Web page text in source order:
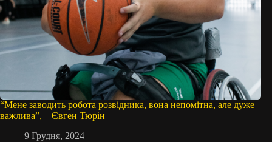
“Мене заводить робота розвідника, вона непомітна, але дуже
важлива”, – Євген Тюрін
9 Грудня, 2024